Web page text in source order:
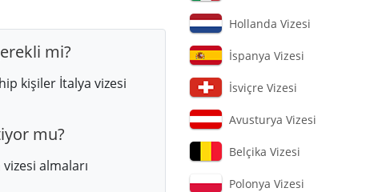
mi?
kişiler İtalya vizesi
mu?
almaları
Hollanda Vizesi
İspanya Vizesi
İsviçre Vizesi
Avusturya Vizesi
Belçika Vizesi
Polonya Vizesi